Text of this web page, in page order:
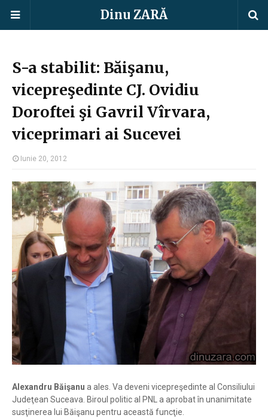
Dinu ZARĂ
S-a stabilit: Băişanu,
vicepreşedinte CJ. Ovidiu
Doroftei şi Gavril Vîrvara,
viceprimari ai Sucevei
Iunie 20, 2012
Alexandru Băişanu a ales. Va deveni vicepreşedinte al Consiliului
Judeţean Suceava. Biroul politic al PNL a aprobat în unanimitate
susţinerea lui Băişanu pentru această funcţie.